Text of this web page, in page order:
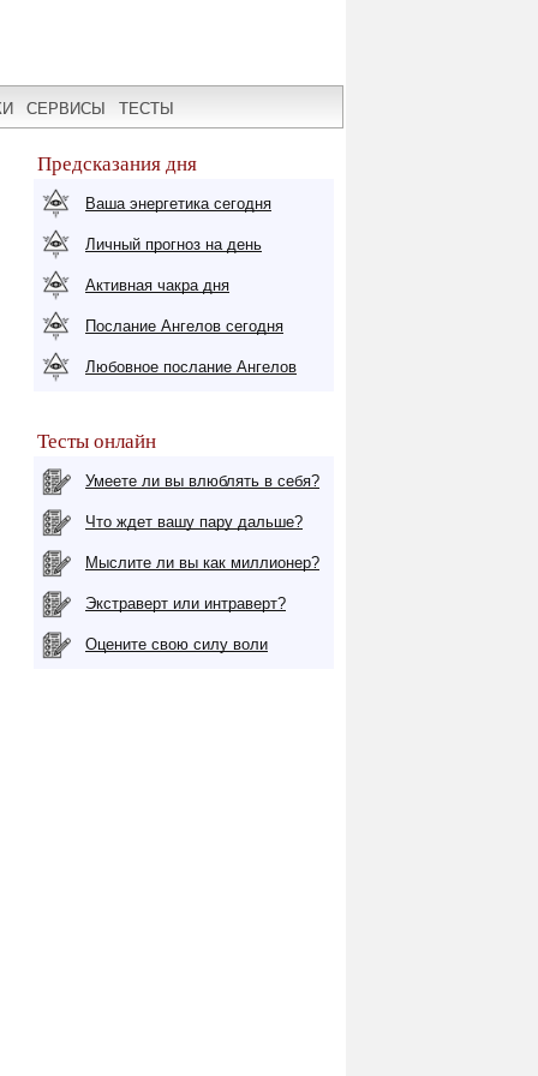
СЕРВИСЫ ТЕСТЫ
Предсказания дня
Ваша энергетика сегодня
Личный прогноз на день
Активная чакра дня
Послание Ангелов сегодня
Любовное послание Ангелов
Тесты онлайн
Умеете ли вы влюблять в себя?
Что ждет вашу пару дальше?
Мыслите ли вы как миллионер?
Экстраверт или интраверт?
Оцените свою силу воли